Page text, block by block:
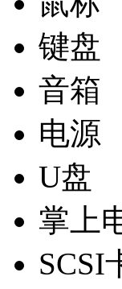
键盘
音箱
电源
U盘
掌上
SCSI